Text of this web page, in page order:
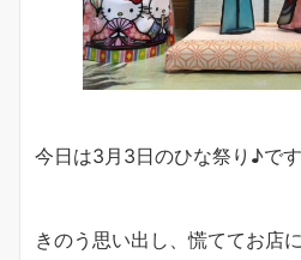
今日は3月3日のひな祭り♪で
きのう思い出し、慌ててお店